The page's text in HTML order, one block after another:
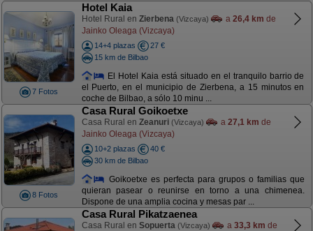
7 Fotos
Hotel Kaia
Hotel Rural en Zierbena (Vizcaya) a 26,4 km de
Jainko Oleaga (Vizcaya)
14+4 plazas
27 €
15 km de Bilbao
El Hotel Kaia está situado en el tranquilo barrio de
el Puerto, en el municipio de Zierbena, a 15 minutos en
coche de Bilbao, a sólo 10 minu ...
8 Fotos
Casa Rural Goikoetxe
Casa Rural en Zeanuri (Vizcaya) a 27,1 km de
Jainko Oleaga (Vizcaya)
10+2 plazas
40 €
30 km de Bilbao
Goikoetxe es perfecta para grupos o familias que
quieran pasear o reunirse en torno a una chimenea.
Dispone de una amplia cocina y mesas par ...
Casa Rural Pikatzaenea
Casa Rural en Sopuerta (Vizcaya) a 33,3 km de